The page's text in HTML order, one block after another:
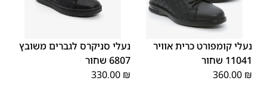
40
41
42
44
45
נעלי קומפורט כרית אוויר
11041 שחור
360.00 ₪
נעלי סניקרס לגברים משובץ
6807 שחור
330.00 ₪